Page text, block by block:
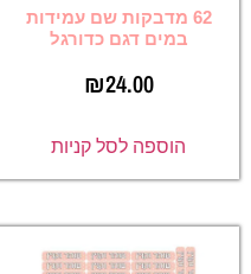
62 מדבקות שם עמידות
במים דגם כדורגל
₪24.00
הוספה לסל קניות